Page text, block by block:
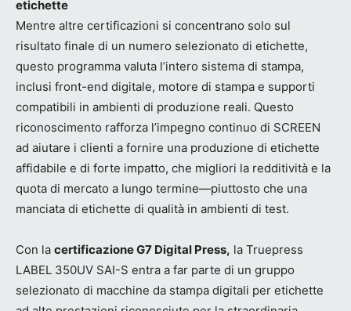
etichette
Mentre altre certificazioni si concentrano solo sul
risultato finale di un numero selezionato di etichette,
questo programma valuta l’intero sistema di stampa,
inclusi front-end digitale, motore di stampa e supporti
compatibili in ambienti di produzione reali. Questo
riconoscimento rafforza l’impegno continuo di SCREEN
ad aiutare i clienti a fornire una produzione di etichette
affidabile e di forte impatto, che migliori la redditività e la
quota di mercato a lungo termine—piuttosto che una
manciata di etichette di qualità in ambienti di test.
Con la certificazione G7 Digital Press, la Truepress
LABEL 350UV SAI-S entra a far parte di un gruppo
selezionato di macchine da stampa digitali per etichette